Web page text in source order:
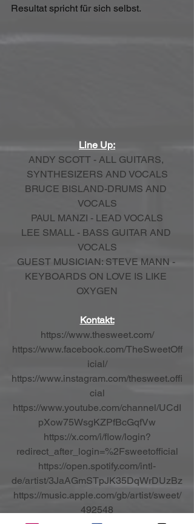
Resultat spricht für sich selbst.
Line Up:
ANDY SCOTT - ALL GUITARS,
SYNTHESIZERS AND VOCALS
BRUCE BISLAND-DRUMS AND
VOCALS
PAUL MANZI - LEAD VOCALS
LEE SMALL - BASS GUITAR AND
VOCALS
GUEST MUSICIAN: STEVE MANN -
KEYBOARDS ON LOVE IS LIKE
OXYGEN
Kontakt:
https://www.thesweet.com/
https://www.facebook.com/TheSweetOff
icial/
https://www.instagram.com/thesweet.offi
cial
https://www.youtube.com/channel/UCdI
pXow75WsgKZPfBcGqfVw
https://x.com/i/flow/login?
redirect_after_login=%2Fsweetofficial
https://open.spotify.com/intl-
de/artist/3JaAGmSTpJK35DqWrDUzBz
https://music.apple.com/gb/artist/sweet/
492548